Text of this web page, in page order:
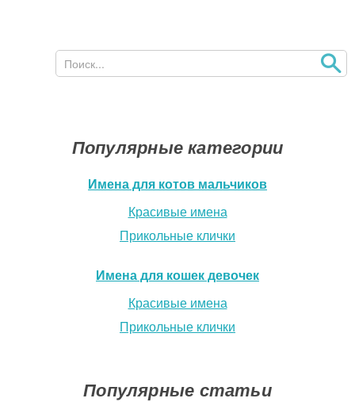
Форма поиска
Поиск
Популярные категории
Имена для котов мальчиков
Красивые имена
Прикольные клички
Имена для кошек девочек
Красивые имена
Прикольные клички
Популярные статьи